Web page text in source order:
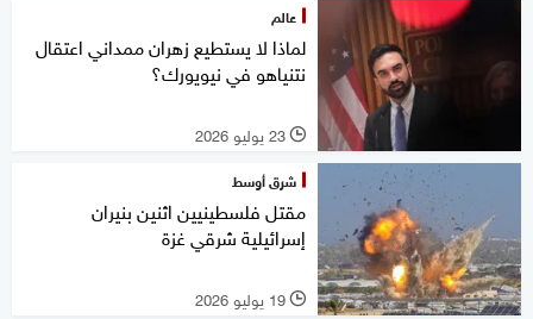
عالم
لماذا لا يستطيع زهران ممداني اعتقال
نتنياهو في نيويورك؟
l 23 يوليو 2026
شرق أوسط
مقتل فلسطينيين اثنين بنيران
إسرائيلية شرقي غزة
l 19 يوليو 2026